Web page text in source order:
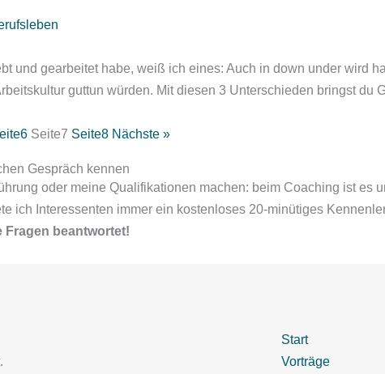
und gearbeitet habe, weiß ich eines: Auch in down under wird
guttun würden. Mit diesen 3 Unterschieden bringst du
6 Seite7 Seite8 Nächste »
Gespräch kennen
oder meine Qualifikationen machen: beim Coaching ist
ich Interessenten immer ein kostenloses 20-minütiges
Fragen beantwortet!
Start
Vorträge